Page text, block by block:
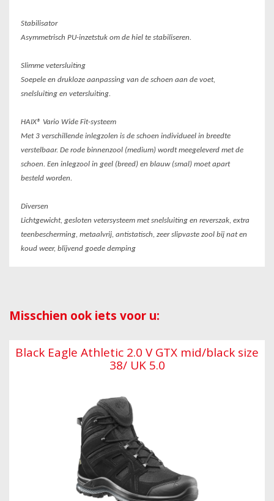
Stabilisator
Asymmetrisch PU-inzetstuk om de hiel te stabiliseren.
Slimme vetersluiting
Soepele en drukloze aanpassing van de schoen aan de voet,
snelsluiting en vetersluiting.
HAIX® Vario Wide Fit-systeem
Met 3 verschillende inlegzolen is de schoen individueel in breedte
verstelbaar. De rode binnenzool (medium) wordt meegeleverd met de
schoen. Een inlegzool in geel (breed) en blauw (smal) moet apart
besteld worden.
Diversen
Lichtgewicht, gesloten vetersysteem met snelsluiting en reverszak, extra
teenbescherming, metaalvrij, antistatisch, zeer slipvaste zool bij nat en
koud weer, blijvend goede demping
Misschien ook iets voor u:
Black Eagle Athletic 2.0 V GTX mid/black size
38/ UK 5.0